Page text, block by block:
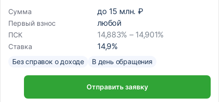
Сумма
до 15 млн. ₽
Первый взнос любой
ПСК 14,883% – 14,901%
Ставка 14,9%
Без справок о доходе В день обращения
Отправить заявку